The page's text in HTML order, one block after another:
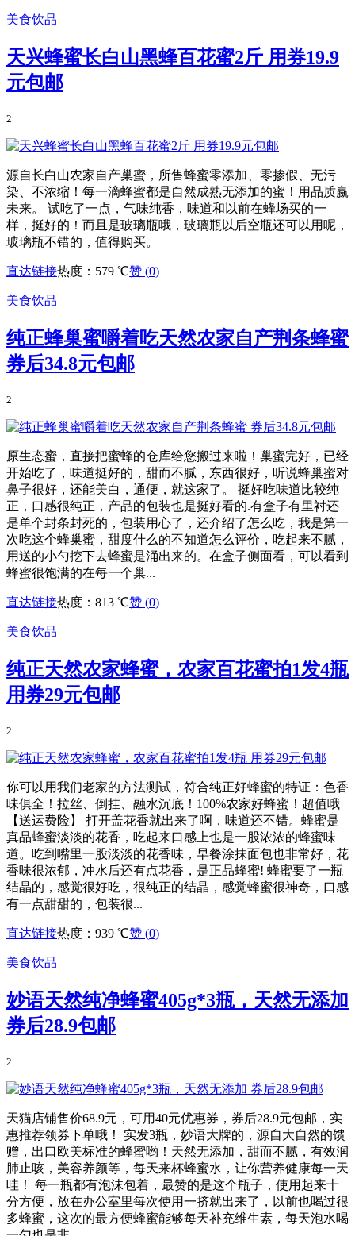
美食饮品
天兴蜂蜜长白山黑蜂百花蜜2斤 用券19.9
元包邮
2
源自长白山农家自产巢蜜，所售蜂蜜零添加、零掺假、无污
染、不浓缩！每一滴蜂蜜都是自然成熟无添加的蜜！用品质嬴
未来。 试吃了一点，气味纯香，味道和以前在蜂场买的一
样，挺好的！而且是玻璃瓶哦，玻璃瓶以后空瓶还可以用呢，
玻璃瓶不错的，值得购买。
直达链接热度：579 ℃赞 (0)
美食饮品
纯正蜂巢蜜嚼着吃天然农家自产荆条蜂蜜
券后34.8元包邮
2
原生态蜜，直接把蜜蜂的仓库给您搬过来啦！巢蜜完好，已经
开始吃了，味道挺好的，甜而不腻，东西很好，听说蜂巢蜜对
鼻子很好，还能美白，通便，就这家了。 挺好吃味道比较纯
正，口感很纯正，产品的包装也是挺好看的.有盒子有里衬还
是单个封条封死的，包装用心了，还介绍了怎么吃，我是第一
次吃这个蜂巢蜜，甜度什么的不知道怎么评价，吃起来不腻，
用送的小勺挖下去蜂蜜是涌出来的。在盒子侧面看，可以看到
蜂蜜很饱满的在每一个巢...
直达链接热度：813 ℃赞 (0)
美食饮品
纯正天然农家蜂蜜，农家百花蜜拍1发4瓶
用券29元包邮
2
你可以用我们老家的方法测试，符合纯正好蜂蜜的特证：色香
味俱全！拉丝、倒挂、融水沉底！100%农家好蜂蜜！超值哦
【送运费险】 打开盖花香就出来了啊，味道还不错。蜂蜜是
真品蜂蜜淡淡的花香，吃起来口感上也是一股浓浓的蜂蜜味
道。吃到嘴里一股淡淡的花香味，早餐涂抹面包也非常好，花
香味很浓郁，冲水后还有点花香，是正品蜂蜜! 蜂蜜要了一瓶
结晶的，感觉很好吃，很纯正的结晶，感觉蜂蜜很神奇，口感
有一点甜甜的，包装很...
直达链接热度：939 ℃赞 (0)
美食饮品
妙语天然纯净蜂蜜405g*3瓶，天然无添加
券后28.9包邮
2
天猫店铺售价68.9元，可用40元优惠券，券后28.9元包邮，实
惠推荐领券下单哦！ 实发3瓶，妙语大牌的，源自大自然的馈
赠，出口欧美标准的蜂蜜哟！天然无添加，甜而不腻，有效润
肺止咳，美容养颜等，每天来杯蜂蜜水，让你营养健康每一天
哇！ 每一瓶都有泡沫包着，最赞的是这个瓶子，使用起来十
分方便，放在办公室里每次使用一挤就出来了，以前也喝过很
多蜂蜜，这次的最方便蜂蜜能够每天补充维生素，每天泡水喝